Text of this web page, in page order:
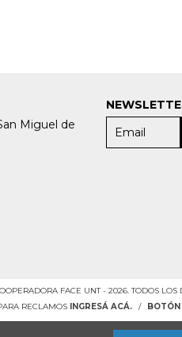
Miguel de
FACE UNT - 2026. TODOS LOS
RECLAMOS INGRESÁ ACÁ. /